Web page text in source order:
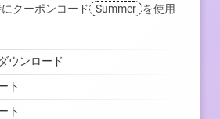
クーポンコード
Summer を使用
ウンロード
ト
ト